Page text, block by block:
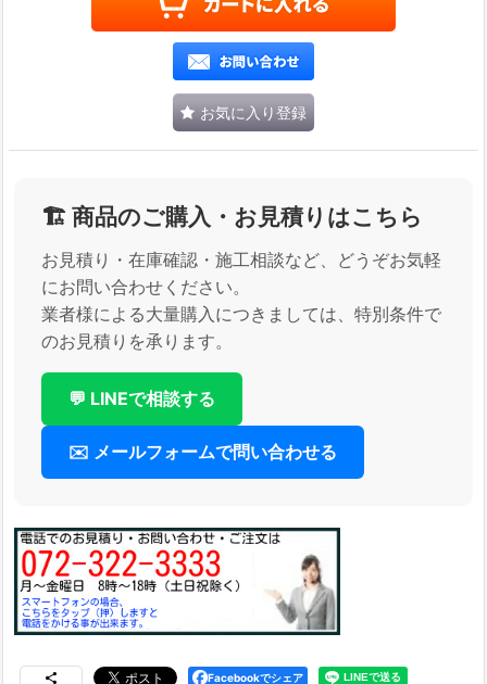
お気に入り登録
🏗️ 商品のご購入・お見積りはこちら
お見積り・在庫確認・施工相談など、どうぞお気軽
にお問い合わせください。
業者様による大量購入につきましては、特別条件で
のお見積りを承ります。
💬 LINEで相談する
✉️ メールフォームで問い合わせる
Facebookでシェア